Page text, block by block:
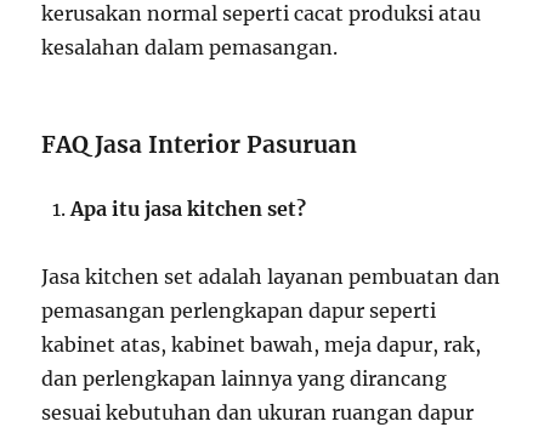
kerusakan normal seperti cacat produksi atau
kesalahan dalam pemasangan.
FAQ Jasa Interior Pasuruan
Apa itu jasa kitchen set?
Jasa kitchen set adalah layanan pembuatan dan
pemasangan perlengkapan dapur seperti
kabinet atas, kabinet bawah, meja dapur, rak,
dan perlengkapan lainnya yang dirancang
sesuai kebutuhan dan ukuran ruangan dapur